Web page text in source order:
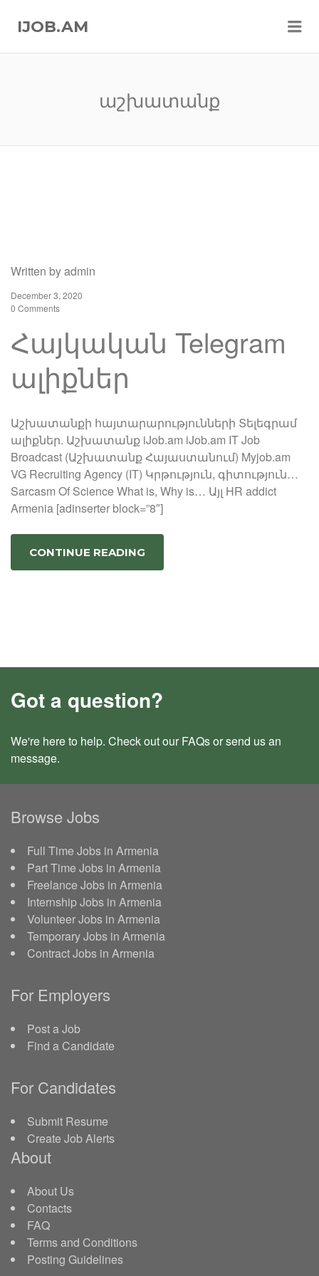
IJOB.AM
աշխատանք
Written byadmin
December 3, 2020
0 Comments
Հայկական Telegram
ալիքներ
Աշխատանքի հայտարարությունների Տելեգրամ
ալիքներ. Աշխատանք iJob.am iJob.am IT Job
Broadcast (Աշխատանք Հայաստանում) Myjob.am
VG Recruiting Agency (IT) Կրթություն, գիտություն…
Sarcasm Of Science What is, Why is… Այլ HR addict
Armenia [adinserter block=”8″]
CONTINUE READING
Got a question?
We're here to help. Check out our FAQsor send us an
message.
Browse Jobs
Full Time Jobs in Armenia
Part Time Jobs in Armenia
Freelance Jobs in Armenia
Internship Jobs in Armenia
Volunteer Jobs in Armenia
Temporary Jobs in Armenia
Contract Jobs in Armenia
For Employers
Post a Job
Find a Candidate
For Candidates
Submit Resume
Create Job Alerts
About
About Us
Contacts
FAQ
Terms and Conditions
Posting Guidelines